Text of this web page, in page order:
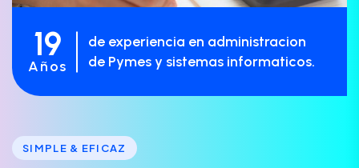
19
Años
de experiencia en administracion
de Pymes y sistemas informaticos.
SIMPLE & EFICAZ